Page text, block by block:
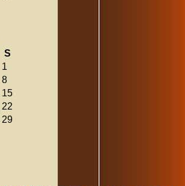
S
1
8
15
22
29